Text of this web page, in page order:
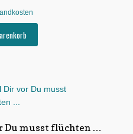
Du musst flüchten …